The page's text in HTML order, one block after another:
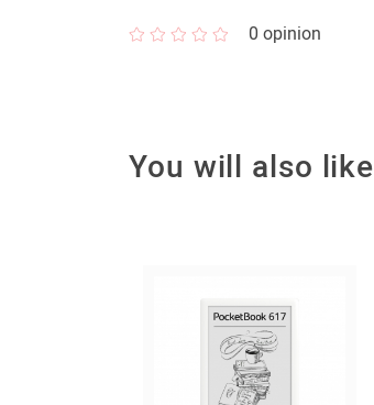
0 opinion
You will also like